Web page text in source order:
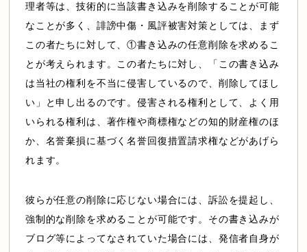
理者等は、技術的に当該書き込みを削除することが可能
なことが多く、誹謗中傷・風評被害対策としては、まず
この者たちに対して、①書き込みの任意削除を求めるこ
とが考えられます。この者たちに対し、「この書き込み
は当社の権利を不当に侵害しているので、削除してほし
い」と申し出るのです。侵害される権利として、よく用
いられる権利は、著作権や商標権などの知的財産権のほ
か、名誉棄損に基づく名誉回復措置請求権などがあげら
れます。
彼らが任意の削除に応じない場合には、訴訟を提起し、
強制的な削除を求めることが可能です。その書き込みが
ブログ等によってなされていた場合には、発信者自身が